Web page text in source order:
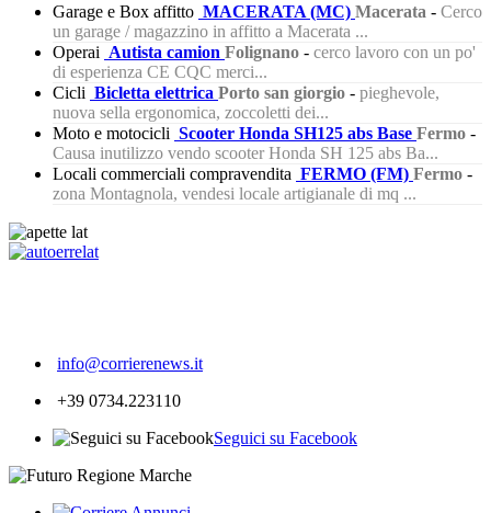
Garage e Box affitto MACERATA (MC) Macerata - Cerco
un garage / magazzino in affitto a Macerata ...
Operai Autista camion Folignano - cerco lavoro con un po'
di esperienza CE CQC merci...
Cicli Bicletta elettrica Porto san giorgio - pieghevole,
nuova sella ergonomica, zoccoletti dei...
Moto e motocicli Scooter Honda SH125 abs Base Fermo -
Causa inutilizzo vendo scooter Honda SH 125 abs Ba...
Locali commerciali compravendita FERMO (FM) Fermo -
zona Montagnola, vendesi locale artigianale di mq ...
info@corrierenews.it
+39 0734.223110
Seguici su Facebook